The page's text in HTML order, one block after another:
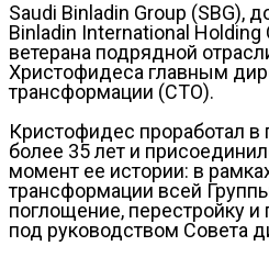
Saudi Binladin Group (SBG),
Binladin International Holding
ветерана подрядной
Христофидеса главным
трансформации (CTO).
Кристофидес проработал в
более 35 лет и
момент ее истории: в
трансформации всей
поглощение, перестройку
под руководством Совета